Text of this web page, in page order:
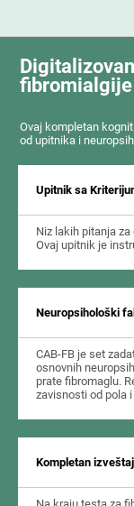
fibromialgije
Ovaj kompletan
od upitnika i
Upitnik sa
Niz lakih pitanja
Ovaj upitnik je
Neuropsihološki
CAB-FB je set
osnovnih
prate fibromaglu.
zavisnosti od pola
Kompletan